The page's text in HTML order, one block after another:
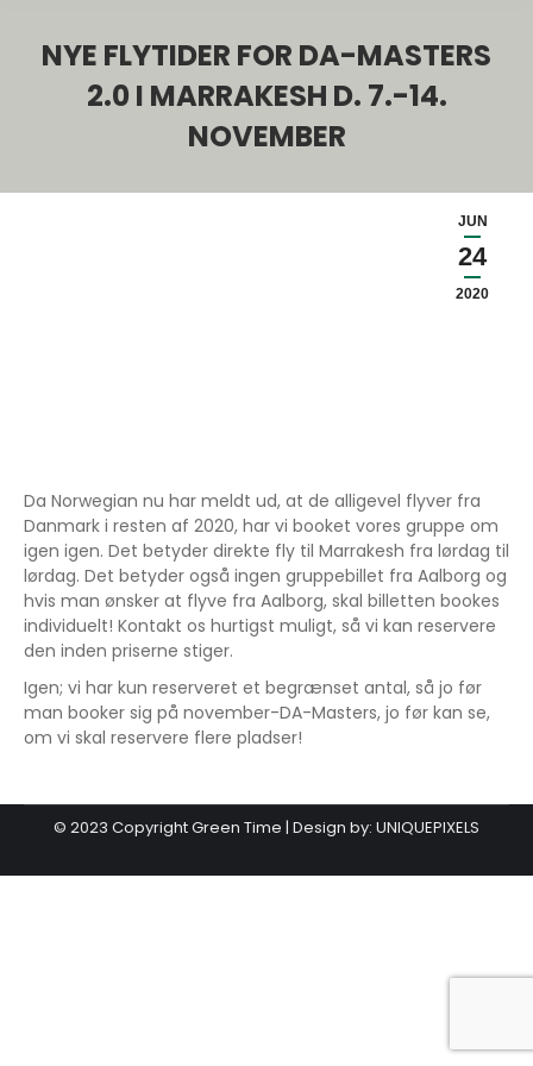
NYE FLYTIDER FOR DA-MASTERS
2.0 I MARRAKESH D. 7.-14.
NOVEMBER
JUN
24
2020
Da Norwegian nu har meldt ud, at de alligevel flyver fra
Danmark i resten af 2020, har vi booket vores gruppe om
igen igen. Det betyder direkte fly til Marrakesh fra lørdag til
lørdag. Det betyder også ingen gruppebillet fra Aalborg og
hvis man ønsker at flyve fra Aalborg, skal billetten bookes
individuelt! Kontakt os hurtigst muligt, så vi kan reservere
den inden priserne stiger.
Igen; vi har kun reserveret et begrænset antal, så jo før
man booker sig på november-DA-Masters, jo før kan se,
om vi skal reservere flere pladser!
© 2023 Copyright Green Time | Design by: UNIQUEPIXELS